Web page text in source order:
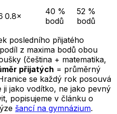
0.8×
40 %
bodů
52 %
bodů
posledního přijatého
z maxima bodů obou
(čeština + matematika,
přijatých = průměrný
se každý rok posouvá
jako vodítko, ne jako pevný
popisujeme v článku o
šancí na gymnázium.